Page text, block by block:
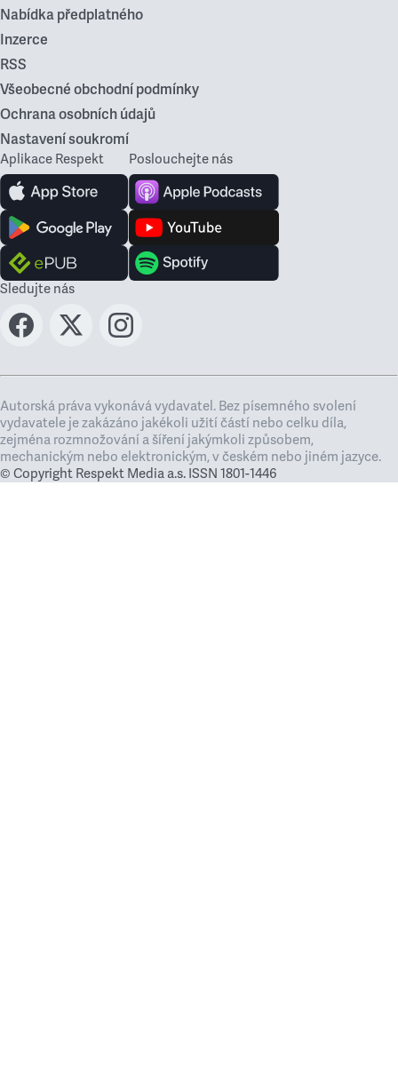
Nabídka předplatného
Inzerce
RSS
Všeobecné obchodní podmínky
Ochrana osobních údajů
Nastavení soukromí
Aplikace Respekt Poslouchejte nás
Sledujte nás
Autorská práva vykonává vydavatel. Bez písemného svolení
vydavatele je zakázáno jakékoli užití částí nebo celku díla,
zejména rozmnožování a šíření jakýmkoli způsobem,
mechanickým nebo elektronickým, v českém nebo jiném jazyce.
© Copyright Respekt Media a.s. ISSN 1801-1446